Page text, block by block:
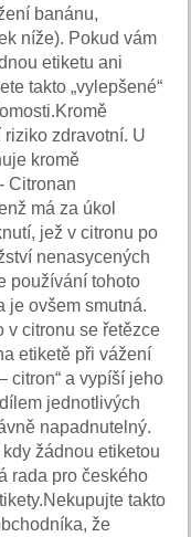
banánu,
níže). Pokud vám
etiketu ani
takto „vylepšené“
zdravotní. U
kromě
Citronan
má za úkol
jež v citronu po
nenasycených
používání tohoto
je ovšem smutná.
v citronu se řetězce
etiketě při vážení
citron“ a vypí­ší jeho
jednotlivých
napadnutelný.
žádnou etiketou
rada pro českého
takto
že